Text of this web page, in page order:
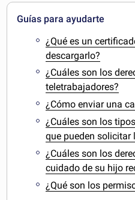
Guías para ayudarte
¿Qué es un
descargarlo?
¿Cuáles son los
teletrabajadores?
¿Cómo enviar una
¿Cuáles son los
que pueden solicitar
¿Cuáles son los
cuidado de su hijo
¿Qué son los